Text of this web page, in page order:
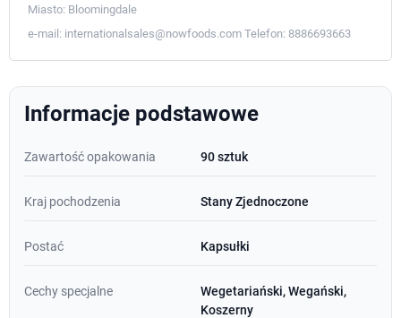
Miasto: Bloomingdale
e-mail: internationalsales@nowfoods.com Telefon: 8886693663
Informacje podstawowe
Zawartość opakowania 90 sztuk
Kraj pochodzenia Stany Zjednoczone
Postać Kapsułki
Cechy specjalne
Wegetariański, Wegański,
Koszerny